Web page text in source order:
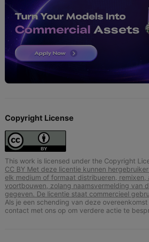
Copyright License
This work is licensed under the Copyright
CC BY Met deze licentie kunnen
elk medium of formaat distribueren, remixen,
voortbouwen, zolang naamsvermelding van
gegeven. De licentie staat commercieel
Als je een schending van deze
contact met ons op om verdere actie te